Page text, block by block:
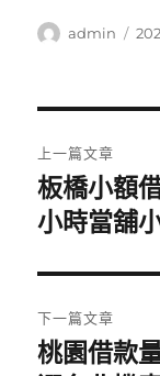
作
admin
發
章
導
覽
上一篇文章
上
一
文
章:
板橋小額
小時當舖
下一篇文章
下
桃園借款